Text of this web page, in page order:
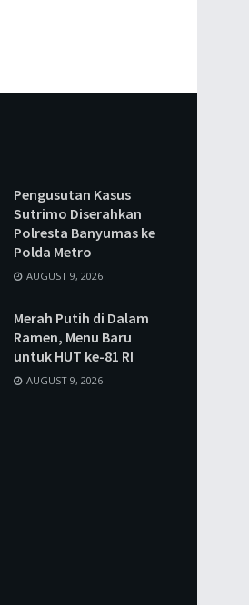
Pengusutan Kasus
Sutrimo Diserahkan
Polresta Banyumas ke
Polda Metro
AUGUST 9, 2026
Merah Putih di Dalam
Ramen, Menu Baru
untuk HUT ke-81 RI
AUGUST 9, 2026